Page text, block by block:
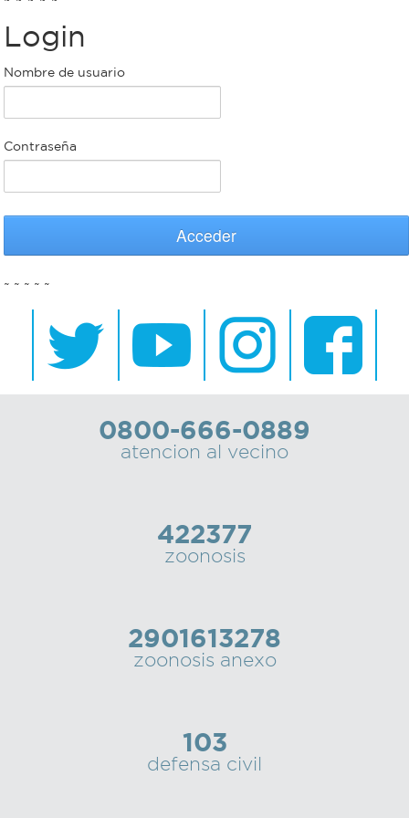
Bromatología
Rentas
Municipal
bondi
Recorrido
colectivos
Recarga
Personal
municipal
Login
Nombre de usuario
Contraseña
Acceder
~ ~ ~ ~ ~
0800-666-0889
atencion al vecino
422377
zoonosis
2901613278
zoonosis anexo
103
defensa civil